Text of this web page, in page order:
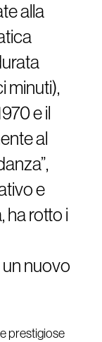
alla
minuti),
e il
al
e
ha rotto i
nuovo
prestigiose